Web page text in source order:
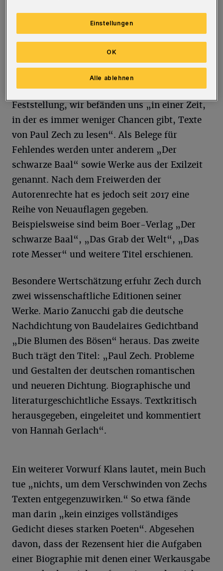
attestiert.“ Einen solchen Freispruch habe
erstmals ich in meinem Buch gefordert und
auf zwei fachärztliche Diagnosen verwiesen.
Von wenig Sachkenntnis zeugt auch Klans
Feststellung, wir befänden uns „in einer Zeit,
in der es immer weniger Chancen gibt, Texte
von Paul Zech zu lesen“. Als Belege für
Fehlendes werden unter anderem „Der
schwarze Baal“ sowie Werke aus der Exilzeit
genannt. Nach dem Freiwerden der
Autorenrechte hat es jedoch seit 2017 eine
Reihe von Neuauflagen gegeben.
Beispielsweise sind beim Boer-Verlag „Der
schwarze Baal“, „Das Grab der Welt“, „Das
rote Messer“ und weitere Titel erschienen.
Besondere Wertschätzung erfuhr Zech durch
zwei wissenschaftliche Editionen seiner
Werke. Mario Zanucchi gab die deutsche
Nachdichtung von Baudelaires Gedichtband
„Die Blumen des Bösen“ heraus. Das zweite
Buch trägt den Titel: „Paul Zech. Probleme
und Gestalten der deutschen romantischen
und neueren Dichtung. Biographische und
literaturgeschichtliche Essays. Textkritisch
herausgegeben, eingeleitet und kommentiert
von Hannah Gerlach“.
Ein weiterer Vorwurf Klans lautet, mein Buch
tue „nichts, um dem Verschwinden von Zechs
Texten entgegenzuwirken.“ So etwa fände
man darin „kein einziges vollständiges
Gedicht dieses starken Poeten“. Abgesehen
davon, dass der Rezensent hier die Aufgaben
einer Biographie mit denen einer Werkausgabe
Einstellungen
Alle ablehnen
OK